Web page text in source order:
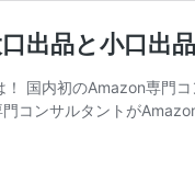
出品と小口出
！ 国内初のAmazon専門
コンサルタントが